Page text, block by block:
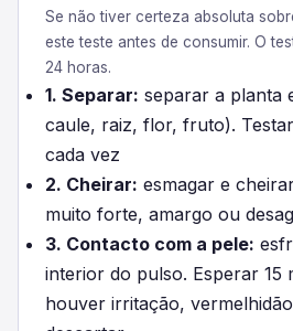
Se não tiver certeza absoluta
este teste antes de consumir. O
24 horas.
1. Separar: separar a planta
caule, raiz, flor, fruto).
cada vez
2. Cheirar: esmagar e
muito forte, amargo ou
3. Contacto com a pele:
interior do pulso. Esperar 15
houver irritação,